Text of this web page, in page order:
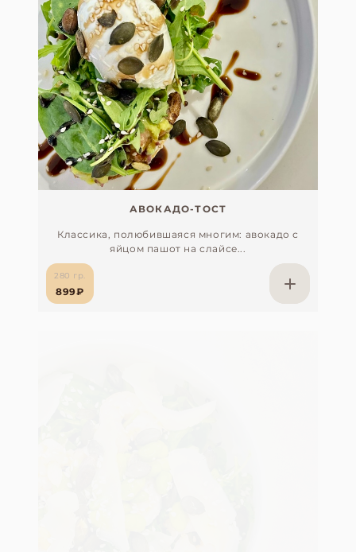
АВОКАДО-ТОСТ
Классика, полюбившаяся многим: авокадо с
яйцом пашот на слайсе...
280 гр.
899₽